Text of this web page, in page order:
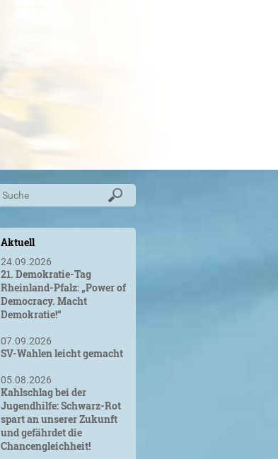
Aktuell
24.09.2026
21. Demokratie-Tag
Rheinland-Pfalz: „Power of
Democracy. Macht
Demokratie!“
07.09.2026
SV-Wahlen leicht gemacht
05.08.2026
Kahlschlag bei der
Jugendhilfe: Schwarz-Rot
spart an unserer Zukunft
und gefährdet die
Chancengleichheit!